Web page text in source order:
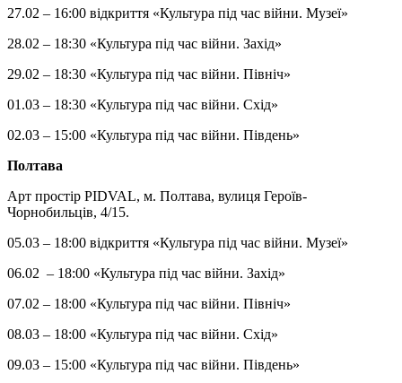
27.02 – 16:00 відкриття «Культура під час війни. Музеї»
28.02 – 18:30 «Культура під час війни. Захід»
29.02 – 18:30 «Культура під час війни. Північ»
01.03 – 18:30 «Культура під час війни. Схід»
02.03 – 15:00 «Культура під час війни. Південь»
Полтава
Арт простір PIDVAL, м. Полтава, вулиця Героїв-
Чорнобильців, 4/15.
05.03 – 18:00 відкриття «Культура під час війни. Музеї»
06.02 – 18:00 «Культура під час війни. Захід»
07.02 – 18:00 «Культура під час війни. Північ»
08.03 – 18:00 «Культура під час війни. Схід»
09.03 – 15:00 «Культура під час війни. Південь»